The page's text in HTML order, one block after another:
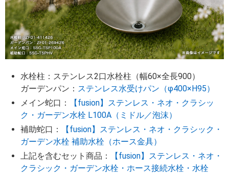
水栓柱：ステンレス2口水栓柱（幅60×全長900）
ガーデンパン： ステンレス水受けパン（φ400×H95）
メイン蛇口：
【fusion】ステンレス・ネオ・クラシッ
ク・ガーデン水栓 L100A（ミドル／泡沫）
補助蛇口：
【fusion】ステンレス・ネオ・クラシック・
ガーデン水栓 補助水栓（ホース金具）
上記を含むセット商品：
【fusion】ステンレス・ネオ・
クラシック・ガーデン水栓・ホース接続水栓・水栓